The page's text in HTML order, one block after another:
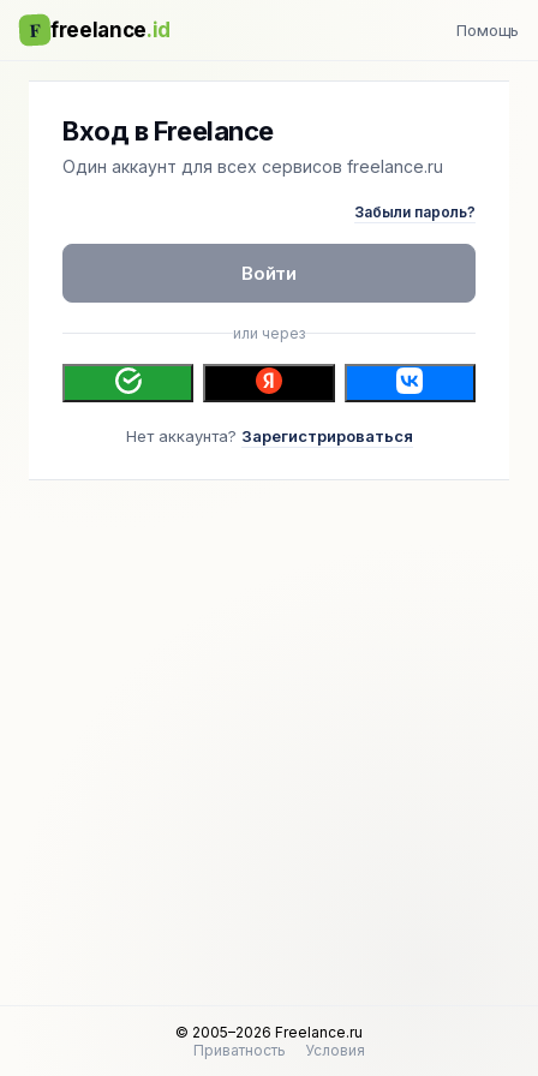
F freelance.id Помощь
Вход в Freelance
Один аккаунт для всех сервисов freelance.ru
Забыли пароль?
Войти
или через
Нет аккаунта? Зарегистрироваться
© 2005–2026 Freelance.ru
Приватность
Условия